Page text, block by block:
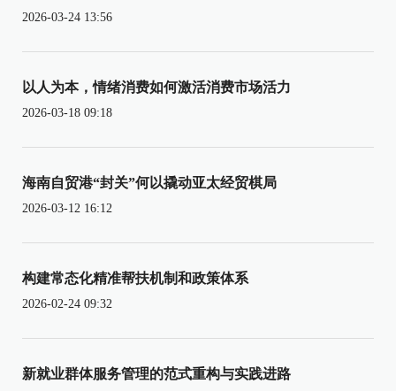
2026-03-24 13:56
以人为本，情绪消费如何激活消费市场活力
2026-03-18 09:18
海南自贸港“封关”何以撬动亚太经贸棋局
2026-03-12 16:12
构建常态化精准帮扶机制和政策体系
2026-02-24 09:32
新就业群体服务管理的范式重构与实践进路